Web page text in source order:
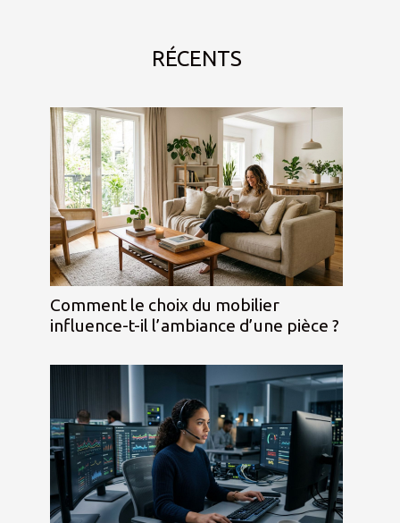
RÉCENTS
Comment le choix du mobilier
influence-t-il l’ambiance d’une pièce ?